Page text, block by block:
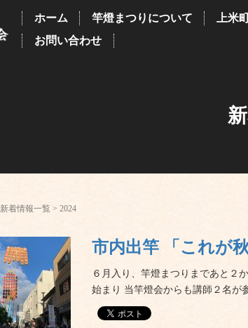
ホーム 竿燈まつりについて 上米
お問い合わせ
新着情報一覧 >2024
市内出竿 「これが
６月入り、竿燈まつりまであと２
始まり 当竿燈会からも講師２名